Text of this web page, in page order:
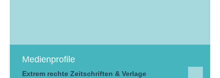
Medienprofile
Extrem rechte Zeitschriften & Verlage